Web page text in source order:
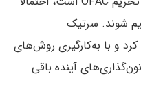
شوند. سرتیک
و با به‌کارگیری روش‌های
آینده باقی